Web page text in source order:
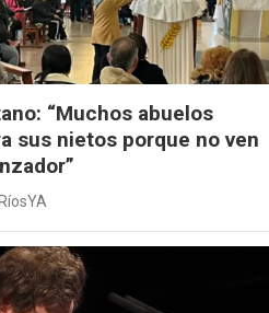
“Muchos abuelos
sus nietos porque no ven